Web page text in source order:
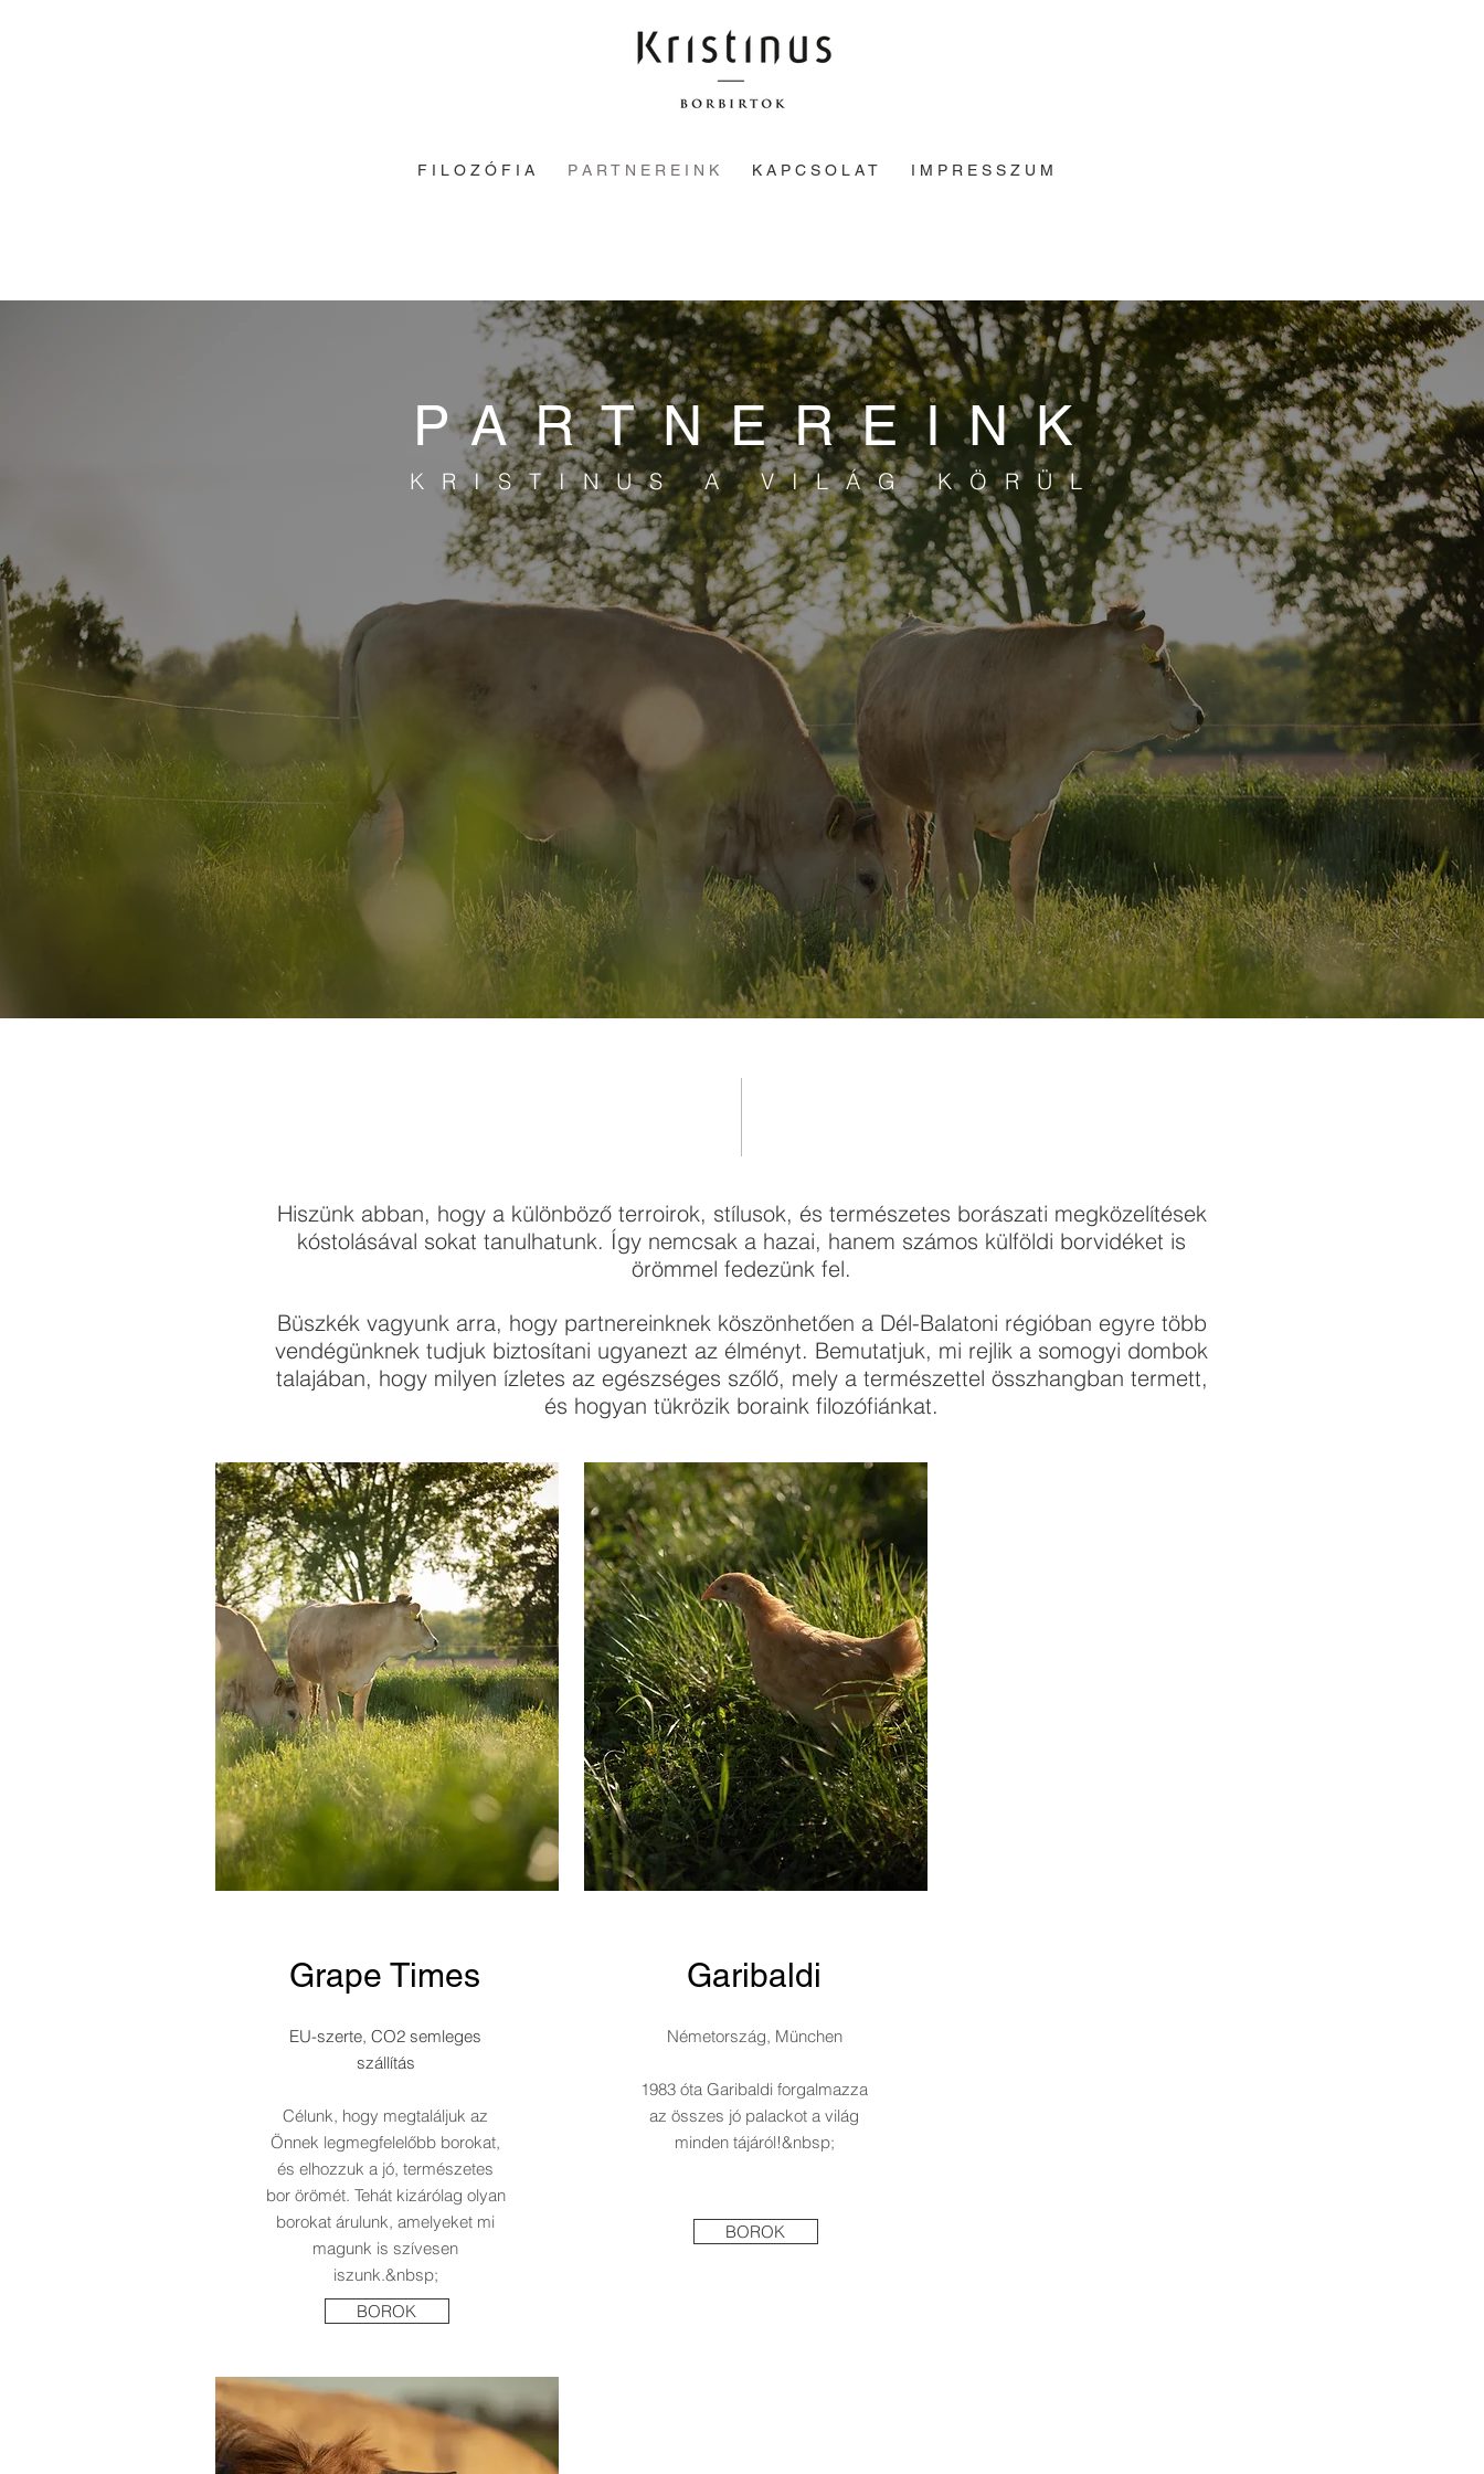
PARTNEREINK
KRISTINUS A VILÁG KÖRÜL
Hiszünk abban, hogy a különböző terroirok, stílusok, és természetes borászati megközelítések
kóstolásával sokat tanulhatunk. Így nemcsak a hazai, hanem számos külföldi borvidéket is
örömmel fedezünk fel.
Büszkék vagyunk arra, hogy partnereinknek köszönhetően a Dél-Balatoni régióban egyre több
vendégünknek tudjuk biztosítani ugyanezt az élményt. Bemutatjuk, mi rejlik a somogyi dombok
talajában, hogy milyen ízletes az egészséges szőlő, mely a természettel összhangban termett,
és hogyan tükrözik boraink filozófiánkat.
Grape Times
EU-szerte, CO2 semleges
szállítás
Célunk, hogy megtaláljuk az
Önnek legmegfelelőbb borokat,
és elhozzuk a jó, természetes
bor örömét. Tehát kizárólag olyan
borokat árulunk, amelyeket mi
magunk is szívesen
iszunk.&nbsp;
BOROK
Garibaldi
Németország, München
1983 óta Garibaldi forgalmazza
az összes jó palackot a világ
minden tájáról!&nbsp;
BOROK
F I L O Z Ó F I A P A R T N E R E I N K K A P C S O L A T I M P R E S S Z U M